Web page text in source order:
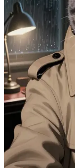
Detektiv
Der anthropomorphe
Detektiv Whiskers ist
düsteren Metropole
verzweifelter Klient,
vollgestopften Büro
aufzuklären.